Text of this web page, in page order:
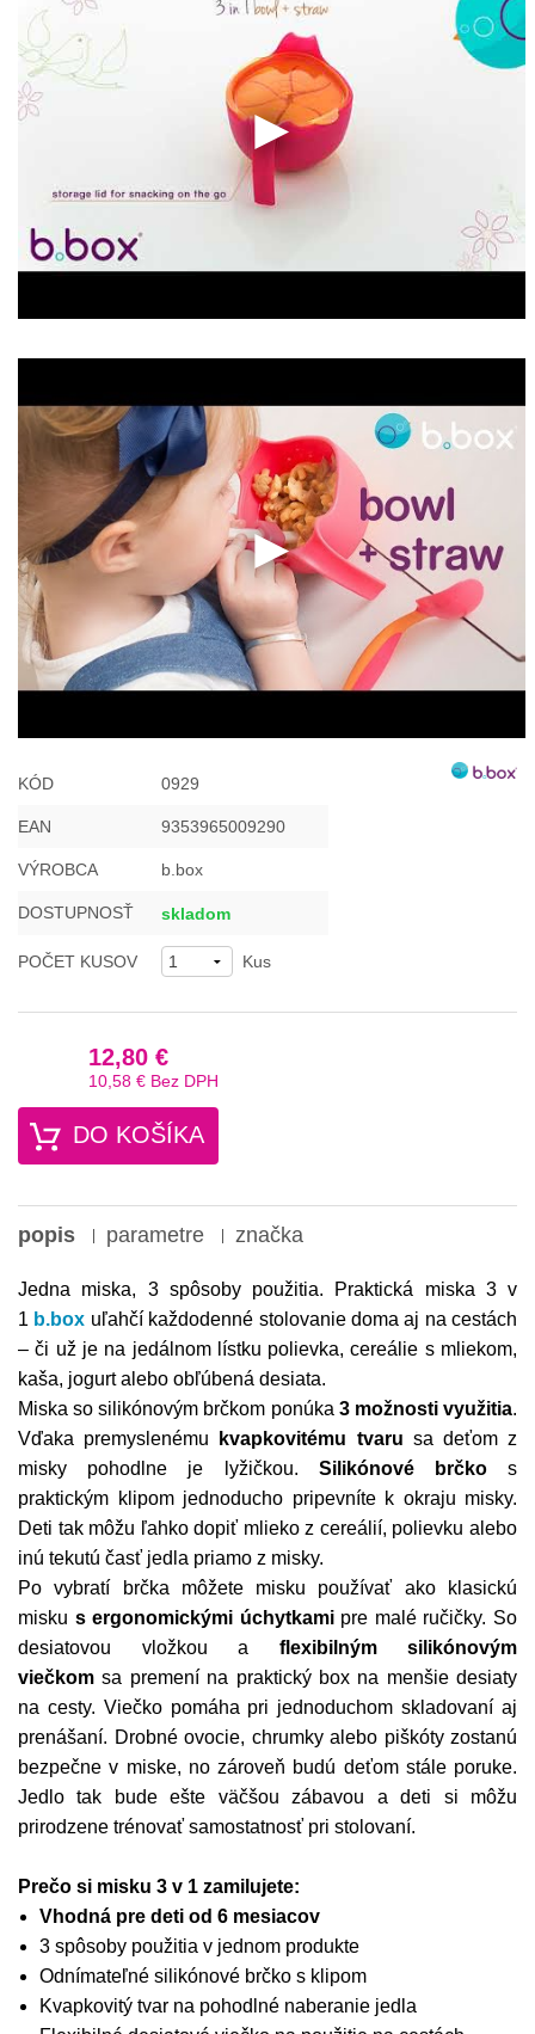
KÓD 0929
EAN 9353965009290
VÝROBCA b.box
DOSTUPNOSŤ skladom
POČET KUSOV Kus
12,80 €
10,58 € Bez DPH
DO KOŠÍKA
popis parametre značka
Jedna miska, 3 spôsoby použitia. Praktická miska 3 v
1 b.box uľahčí každodenné stolovanie doma aj na cestách
– či už je na jedálnom lístku polievka, cereálie s mliekom,
kaša, jogurt alebo obľúbená desiata.
Miska so silikónovým brčkom ponúka 3 možnosti využitia.
Vďaka premyslenému
kvapkovitému tvaru sa deťom z
misky pohodlne je lyžičkou. Silikónové brčkos
praktickým klipom jednoducho pripevníte k okraju misky.
Deti tak môžu ľahko dopiť mlieko z cereálií, polievku alebo
inú tekutú časť jedla priamo z misky.
Po vybratí brčka môžete misku používať ako klasickú
misku s ergonomickými úchytkamipre malé ručičky. So
desiatovou vložkou a flexibilným silikónovým
viečkom sa premení na praktický box na menšie desiaty
na cesty. Viečko pomáha pri jednoduchom skladovaní aj
prenášaní. Drobné ovocie, chrumky alebo piškóty zostanú
bezpečne v miske, no zároveň budú deťom stále poruke.
Jedlo tak bude ešte väčšou zábavou a deti si môžu
prirodzene trénovať samostatnosť pri stolovaní.
Prečo si misku 3 v 1 zamilujete:
Vhodná pre deti od 6 mesiacov
3 spôsoby použitia v jednom produkte
Odnímateľné silikónové brčko s klipom
Kvapkovitý tvar na pohodlné naberanie jedla